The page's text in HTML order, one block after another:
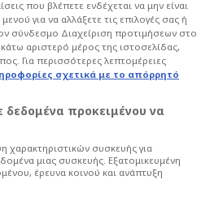
δεν
που βλέπετε ενδέχεται να μην είναι
για να αλλάξετε τις επιλογές σας ή
σύνδεσμο Διαχείριση προτιμήσεων στο
αριστερό μέρος της ιστοσελίδας,
Για περισσότερες λεπτομέρειες
σχετικά με το απόρρητό
δεδομένα προκειμένου να
συσκευής για
μιας συσκευής. Εξατομικευμένη
έρευνα κοινού και ανάπτυξη